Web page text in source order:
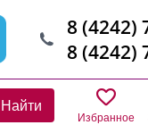
8 (4242)
8 (4242)
Найти
Избранное